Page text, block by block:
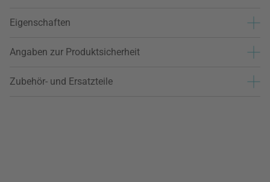
Eigenschaften
Angaben zur Produktsicherheit
Zubehör- und Ersatzteile